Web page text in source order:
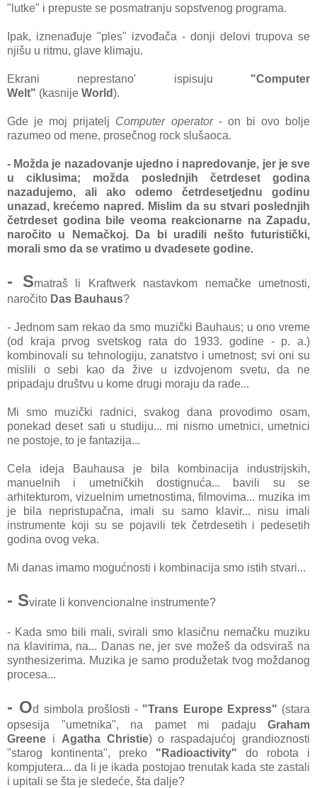
"lutke" i prepuste se posmatranju sopstvenog programa.
Ipak, iznenađuje "ples" izvođača - donji delovi trupova se
njišu u ritmu, glave klimaju.
Ekrani neprestano' ispisuju "Computer
Welt" (kasnije World).
Gde je moj prijatelj Computer operator- on bi ovo bolje
razumeo od mene, prosečnog rock slušaoca.
- Možda je nazadovanje ujedno i napredovanje, jer je sve
u ciklusima; možda poslednjih četrdeset godina
nazadujemo, ali ako odemo četrdesetjednu godinu
unazad, krećemo napred. Mislim da su stvari poslednjih
četrdeset godina bile veoma reakcionarne na Zapadu,
naročito u Nemačkoj. Da bi uradili nešto futuristički,
morali smo da se vratimo u dvadesete godine.
- Smatraš li Kraftwerk nastavkom nemačke umetnosti,
naročito Das Bauhaus?
- Jednom sam rekao da smo muzički Bauhaus; u ono vreme
(od kraja prvog svetskog rata do 1933. godine - p. a.)
kombinovali su tehnologiju, zanatstvo i umetnost; svi oni su
mislili o sebi kao da žive u izdvojenom svetu, da ne
pripadaju društvu u kome drugi moraju da rade...
Mi smo muzički radnici, svakog dana provodimo osam,
ponekad deset sati u studiju... mi nismo umetnici, umetnici
ne postoje, to je fantazija...
Cela ideja Bauhausa je bila kombinacija industrijskih,
manuelnih i umetničkih dostignuća... bavili su se
arhitekturom, vizuelnim umetnostima, filmovima... muzika im
je bila nepristupačna, imali su samo klavir... nisu imali
instrumente koji su se pojavili tek četrdesetih i pedesetih
godina ovog veka.
Mi danas imamo mogućnosti i kombinacija smo istih stvari...
- Svirate li konvencionalne instrumente?
- Kada smo bili mali, svirali smo klasičnu nemačku muziku
na klavirima, na... Danas ne, jer sve možeš da odsviraš na
synthesizerima. Muzika je samo produžetak tvog moždanog
procesa...
- Od simbola prošlosti - "Trans Europe Express" (stara
opsesija "umetnika", na pamet mi padaju Graham
Greene i Agatha Christie) o raspadajućoj grandioznosti
"starog kontinenta", preko "Radioactivity" do robota i
kompjutera... da li je ikada postojao trenutak kada ste zastali
i upitali se šta je sledeće, šta dalje?